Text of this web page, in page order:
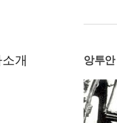
개 앙투